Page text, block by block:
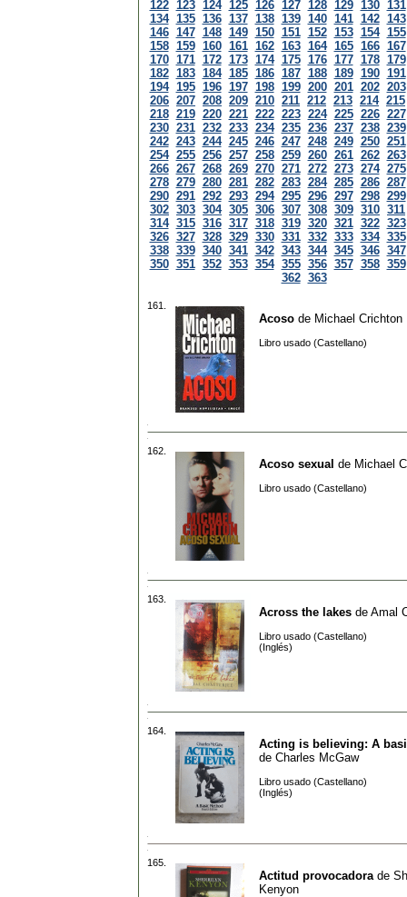
122 123 124 125 126 127 128 129 130 131
134 135 136 137 138 139 140 141 142 143
146 147 148 149 150 151 152 153 154 155
158 159 160 161 162 163 164 165 166 167
170 171 172 173 174 175 176 177 178 179
182 183 184 185 186 187 188 189 190 191
194 195 196 197 198 199 200 201 202 203
206 207 208 209 210 211 212 213 214 215
218 219 220 221 222 223 224 225 226 227
230 231 232 233 234 235 236 237 238 239
242 243 244 245 246 247 248 249 250 251
254 255 256 257 258 259 260 261 262 263
266 267 268 269 270 271 272 273 274 275
278 279 280 281 282 283 284 285 286 287
290 291 292 293 294 295 296 297 298 299
302 303 304 305 306 307 308 309 310 311
314 315 316 317 318 319 320 321 322 323
326 327 328 329 330 331 332 333 334 335
338 339 340 341 342 343 344 345 346 347
350 351 352 353 354 355 356 357 358 359
362 363
161.
Acoso de Michael Crichton
Libro usado (Castellano)
162.
Acoso sexual de Michael
Libro usado (Castellano)
163.
Across the lakes de Amal
Libro usado (Castellano)
(Inglés)
164.
Acting is believing: A
de Charles McGaw
Libro usado (Castellano)
(Inglés)
165.
Actitud provocadora de
Kenyon